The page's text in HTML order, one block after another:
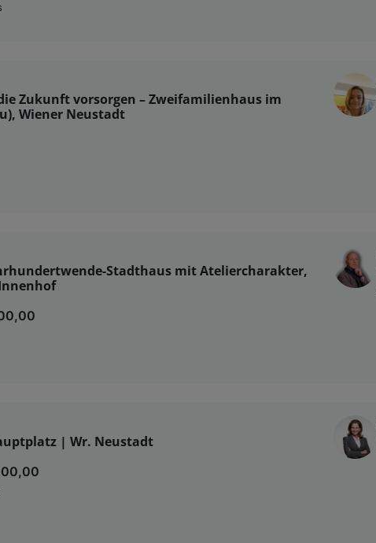
Zukunft vorsorgen – Zweifamilienhaus im
Wiener Neustadt
Stadthaus mit Ateliercharakter,
| Wr. Neustadt